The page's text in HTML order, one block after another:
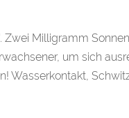
Zwei Milligramm
um sich
Wasserkontakt,